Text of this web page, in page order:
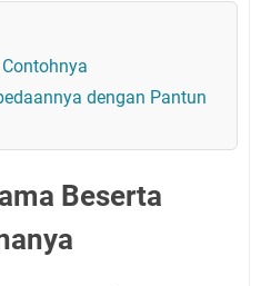
dengan Pantun
Beserta